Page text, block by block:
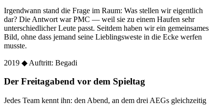
Irgendwann stand die Frage im Raum: Was stellen wir eigentlich
dar? Die Antwort war PMC — weil sie zu einem Haufen sehr
unterschiedlicher Leute passt. Seitdem haben wir ein gemeinsames
Bild, ohne dass jemand seine Lieblingsweste in die Ecke werfen
musste.
2019 ◆ Auftritt: Begadi
Der Freitagabend vor dem Spieltag
Jedes Team kennt ihn: den Abend, an dem drei AEGs gleichzeitig